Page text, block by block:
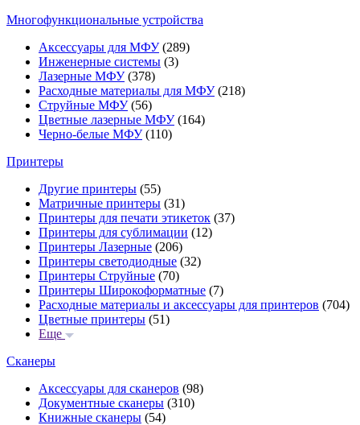
Многофункциональные устройства
Аксессуары для МФУ(289)
Инженерные системы (3)
Лазерные МФУ(378)
Расходные материалы для МФУ(218)
Струйные МФУ(56)
Цветные лазерные МФУ(164)
Черно-белые МФУ(110)
Принтеры
Другие принтеры (55)
Матричные принтеры (31)
Принтеры для печати этикеток (37)
Принтеры для сублимации (12)
Принтеры Лазерные (206)
Принтеры светодиодные (32)
Принтеры Струйные (70)
Принтеры Широкоформатные (7)
Расходные материалы и аксессуары для принтеров (704)
Цветные принтеры (51)
Еще
Сканеры
Аксессуары для сканеров (98)
Документные сканеры (310)
Книжные сканеры (54)